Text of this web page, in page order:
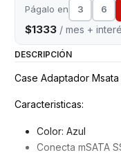
Págalo en 3 6
$1333 / mes +
DESCRIPCIÓN
Case Adaptador
Caracteristicas:
Color: Azul
Conecta mSATA